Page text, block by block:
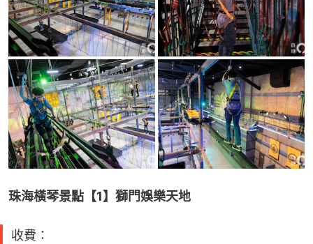
珠海橫琴景點【1】獅門娛樂天地
收費：